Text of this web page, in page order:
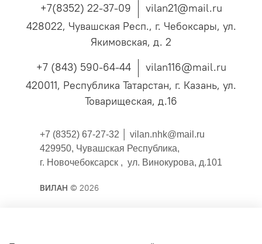
+7(8352) 22-37-09
vilan21@mail.ru
428022, Чувашская Респ., г. Чебоксары, ул.
Якимовская, д. 2
+7 (843) 590-64-44
vilan116@mail.ru
420011, Республика Татарстан, г. Казань, ул.
Товарищеская, д.16
+7 (8352) 67-27-32 │ vilan.nhk@mail.ru
429950, Чувашская Республика,
г. Новочебоксарск , ул. Винокурова, д.101
ВИЛАН © 2026